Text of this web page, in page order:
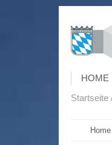
HOME
Startseite
Home